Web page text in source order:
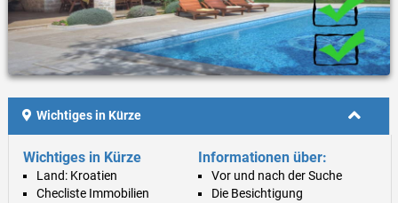
Wichtiges in Kürze
Wichtiges in Kürze
Land: Kroatien
Checliste Immobilien
Informationen über:
Vor und nach der Suche
Die Besichtigung